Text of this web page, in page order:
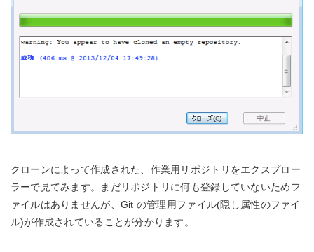
クローンによって作成された、作業用リポジトリをエクスプロー
ラーで見てみます。まだリポジトリに何も登録していないためフ
ァイルはありませんが、Git の管理用ファイル(隠し属性のファイ
ル)が作成されていることが分かります。